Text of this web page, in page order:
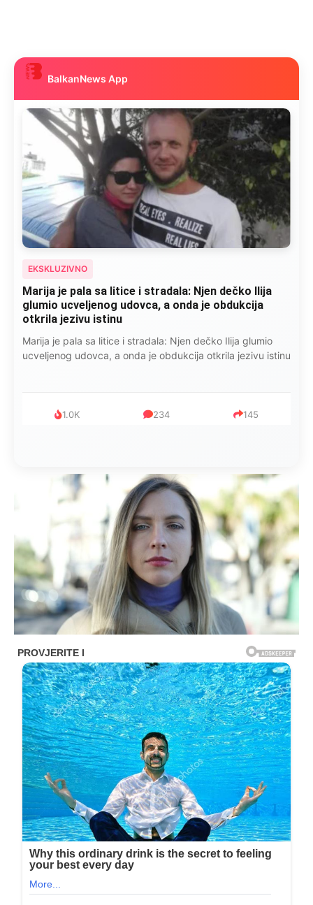
BalkanNews App
EKSKLUZIVNO
Marija je pala sa litice i stradala: Njen dečko Ilija
glumio ucveljenog udovca, a onda je obdukcija
otkrila jezivu istinu
Marija je pala sa litice i stradala: Njen dečko Ilija glumio
ucveljenog udovca, a onda je obdukcija otkrila jezivu istinu
1.0K 234 145